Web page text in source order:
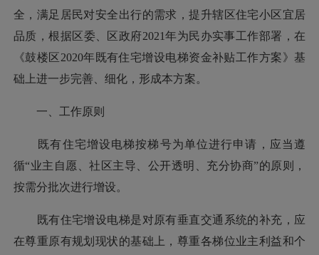
全，满足居民对安全出行的需求，提升辖区住宅小区宜居
品质，根据区委、区政府2021年为民办实事工作部署，在
《鼓楼区2020年既有住宅增设电梯资金补贴工作方案》基
础上进一步完善、细化，形成本方案。
一、工作原则
既有住宅增设电梯按梯号为单位进行申请，应当遵
循“业主自愿、社区主导、公开透明、充分协商”的原则，
按需分批次进行增设。
既有住宅增设电梯是对原有垂直交通系统的补充，应
在尊重原有规划现状的基础上，尊重各梯位业主利益和个